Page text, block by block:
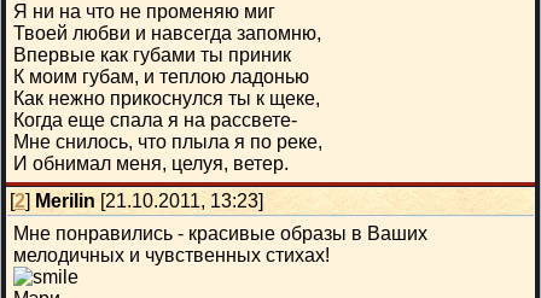
Я ни на что не променяю миг
Твоей любви и навсегда запомню,
Впервые как губами ты приник
К моим губам, и теплою ладонью
Как нежно прикоснулся ты к щеке,
Когда еще спала я на рассвете-
Мне снилось, что плыла я по реке,
И обнимал меня, целуя, ветер.
[2] Merilin [21.10.2011, 13:23]
Мне понравились - красивые образы в Ваших
мелодичных и чувственных стихах!